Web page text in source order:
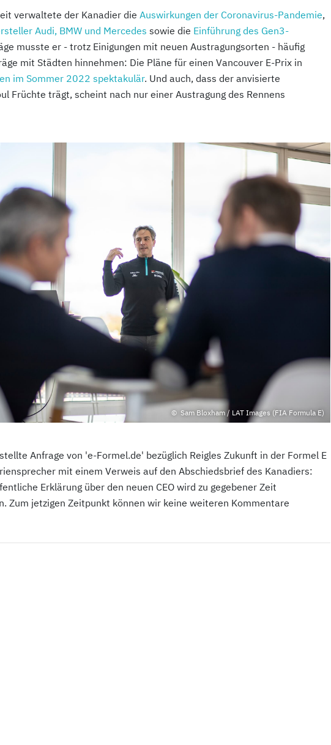
verwaltete der Kanadier die Auswirkungen der Coronavirus-Pandemie,
Audi, BMW und Mercedes sowie die Einführung des Gen3-
musste er - trotz Einigungen mit neuen Austragungsorten - häufig
mit Städten hinnehmen: Die Pläne für einen Vancouver E-Prix in
im Sommer 2022 spektakulär. Und auch, dass der anvisierte
Früchte trägt, scheint nach nur einer Austragung des Rennens
Sam Bloxham / LAT Images (FIA Formula E)
Anfrage von 'e-Formel.de' bezüglich Reigles Zukunft in der Formel E
mit einem Verweis auf den Abschiedsbrief des Kanadiers:
Erklärung über den neuen CEO wird zu gegebener Zeit
Zum jetzigen Zeitpunkt können wir keine weiteren Kommentare